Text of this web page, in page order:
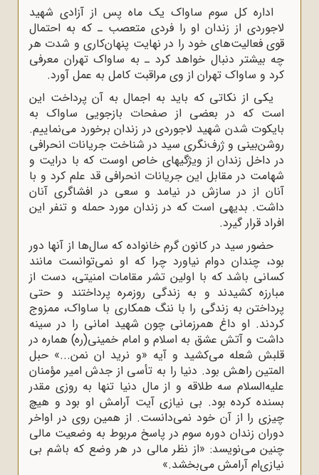
اداره کل سوم ساواک یک ماه پس از آزادى شهید
لاجوردی از زندان او را فردى متعصب ـ که به احتمال
قوى فعالیت‌هاى خود را در نهایت پنهان‌کارى و شدت هر
چه بیشتر دنبال خواهد کرد ـ به ساواک تهران معرفى
کرد و ساواک تهران از وى مراقبت کامل به عمل آورد.
یکى از نکاتى که باید به اجمال به آن پرداخت این
است که در بعضى از صفحات بازجویى ساواک به
بایکوت شدن شهید لاجوردى در زندان برخورد مى‌نماییم.
روشن‌بینى و ژرف‌نگرى سید در شناخت جریانات انحرافى
در داخل زندان از ویژگیهاى خاص اوست که با درایت و
شهامت در مقابل این جریانات انحرافى قد علم کرد و با
آنان از در سازش در نیامد و سعى در افشاگرى آنان
داشت. بدیهى است که در زندان مورد حمله و تنفر این
افراد قرار گیرد.
حضور سید در کانون گرم خانواده که سال‌ها از آنها دور
بود، چندان دوام نیاورد چرا که او نمى‌توانست مانند
کسانی باشد که با اولین تشر مقامات امنیتى، دست از
مبارزه کشیدند و به زندگى روزمره پرداختند و حتى
پرداختن به زندگى را با ننگ همکارى با ساواک، ممزوج
کردند. او داغ همرزمانى چون شهید امانى را در سینه
داشت و آتش عشق به اسلام و امام خمینى(ره) هماره در
قلبش شعله مى‌کشید و آیه «و نرید ان نمن...» حبل
المتین راهش بود. دنیا را به تأسى از جدش امیر مؤمنان
علیه‌السلام سه طلاقه و از مال دنیا تنها به روزى مقدر
بسنده کرده بود. بى نیازى آیت آرامش او بود و هیچ
چیزى را از آن خود نمى‌دانست. از همین روی در اواخر
دوران زندان دوره سوم در پاسخ مربوط به وضعیت مالى
چنین مى‌نویسد: «از نظر مالى در هر وضع که باشم بى
نیازی‌ام آرامش مى‌بخشد.»